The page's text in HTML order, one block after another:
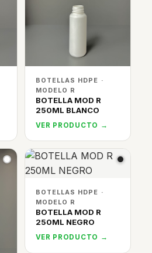
BOTELLAS HDPE ·
MODELO R
BOTELLA MOD R
250ML BLANCO
VER PRODUCTO →
BOTELLAS HDPE ·
MODELO R
BOTELLA MOD R
250ML NEGRO
VER PRODUCTO →